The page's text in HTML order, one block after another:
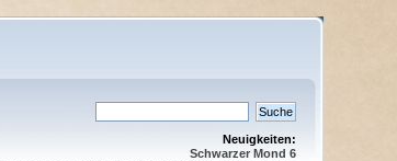
Neuigkeiten:
Schwarzer Mond 6